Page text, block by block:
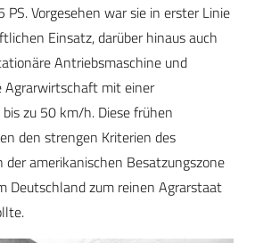
Vorgesehen war sie in erster Linie
Einsatz, darüber hinaus auch
Antriebsmaschine und
Agrarwirtschaft mit einer
zu 50 km/h. Diese frühen
den strengen Kriterien des
amerikanischen Besatzungszone
Deutschland zum reinen Agrarstaat